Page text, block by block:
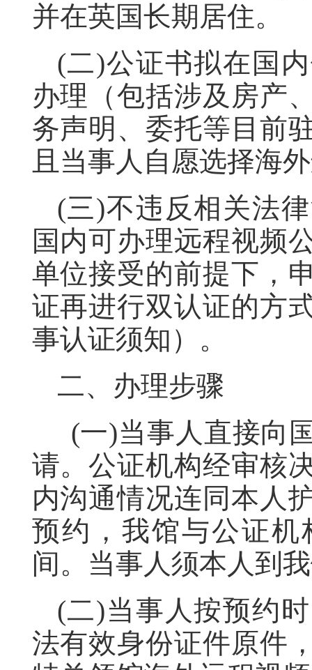
并在英国长期居住。
(二)公证书拟在国
办理（包括涉及房产
务声明、委托等目前
且当事人自愿选择海
(三)不违反相关法
国内可办理远程视频
单位接受的前提下，
证再进行双认证的方
事认证须知）。
二、办理步骤
(一)当事人直接向
请。公证机构经审核
内沟通情况连同本人
预约，我馆与公证
间。当事人须本人到
(二)当事人按预约
法有效身份证件原件